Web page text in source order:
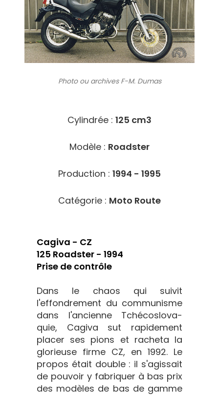
Photo ou archivesF-M. Dumas
Cylindrée : 125 cm3
Modèle : Roadster
Production : 1994 - 1995
Catégorie : Moto Route
Cagiva - CZ
125 Roadster - 1994
Prise de contrôle
Dans le chaos qui suivit
l'effondrement du communisme
dans l'ancienne Tchécoslova-
quie, Cagiva sut rapidement
placer ses pions et racheta la
glorieuse firme CZ, en 1992. Le
propos était double : il s'agissait
de pouvoir y fabriquer à bas prix
des modèles de bas de gamme